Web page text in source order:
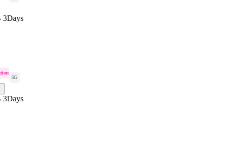
3Days
5G
3Days